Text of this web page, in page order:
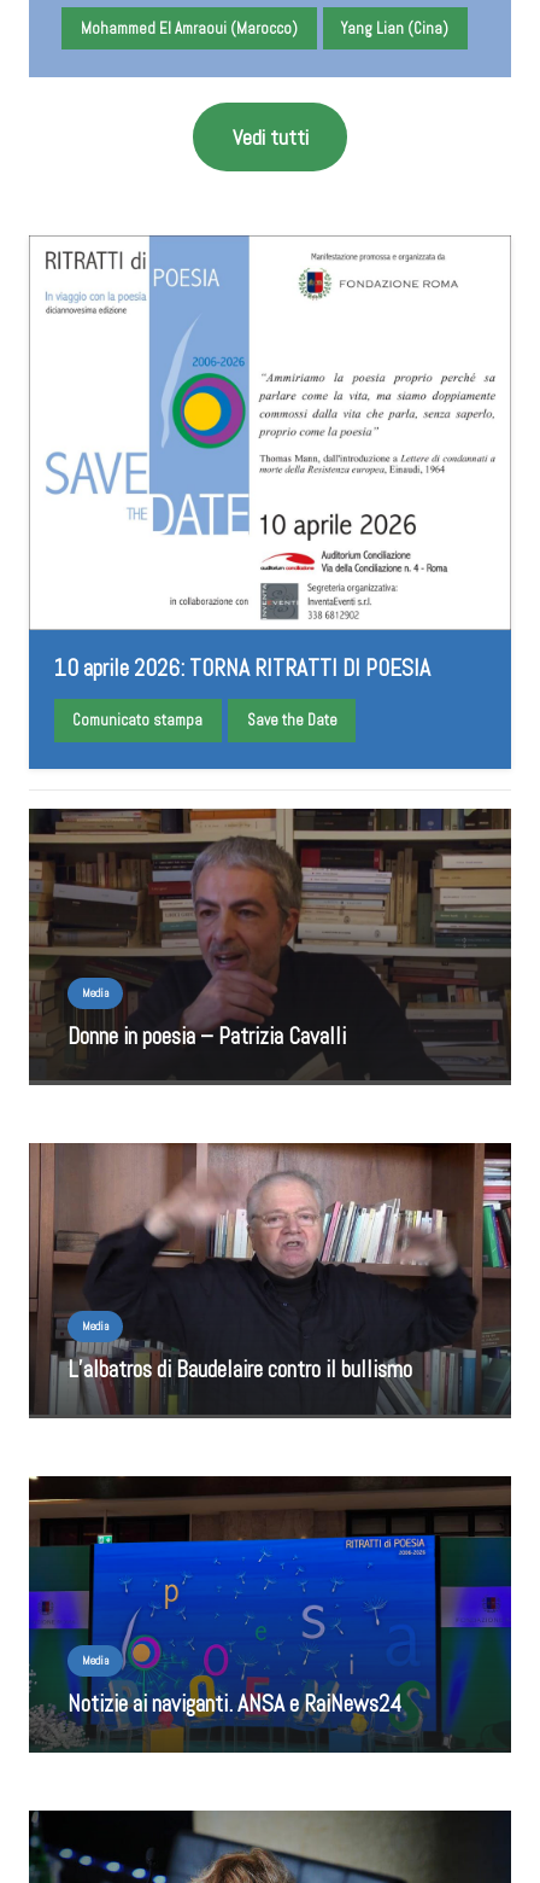
Mohammed El Amraoui (Marocco) Yang Lian (Cina)
Vedi tutti
10 aprile 2026: TORNA RITRATTI DI POESIA
Comunicato stampa Save the Date
Media
Donne in poesia – Patrizia Cavalli
Media
L’albatros di Baudelaire contro il bullismo
Media
Notizie ai naviganti. ANSA e RaiNews24